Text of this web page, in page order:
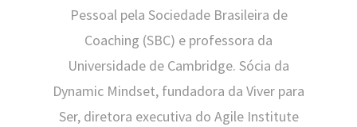
Pessoal pela Sociedade Brasileira de
Coaching (SBC) e professora da
Universidade de Cambridge. Sócia da
Dynamic Mindset, fundadora da Viver para
Ser, diretora executiva do Agile Institute